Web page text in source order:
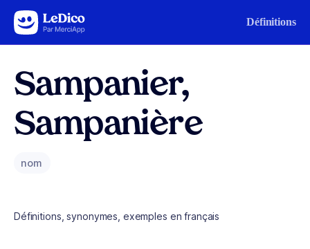
Aller au contenu Définitions
Sampanier,
Sampanière
nom
Définitions, synonymes, exemples en français